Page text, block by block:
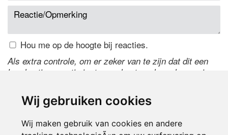
Wij gebruiken cookies
Wij maken gebruik van cookies en andere
Hou me op de hoogte bij reacties.
Als extra controle, om er zeker van te zijn dat dit een
handmatige reactie is, typ onderstaande code over in
de code te wijzigen.